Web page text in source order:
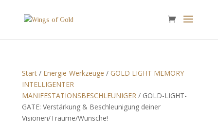
Start/ Energie-Werkzeuge / GOLD LIGHT MEMORY -
INTELLIGENTER
MANIFESTATIONSBESCHLEUNIGER/ GOLD-LIGHT-
GATE: Verstärkung & Beschleunigung deiner
Visionen/Träume/Wünsche!